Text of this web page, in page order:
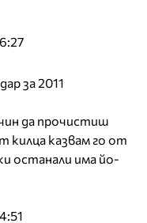
за 2011
да прочистиш
килца казвам го от
останали има йо-